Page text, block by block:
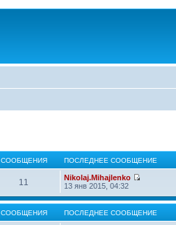
СООБЩЕНИЯ ПОСЛЕДНЕЕ СООБЩЕНИЕ
11
Nikolaj.Mihajlenko
13 янв 2015, 04:32
СООБЩЕНИЯ ПОСЛЕДНЕЕ СООБЩЕНИЕ